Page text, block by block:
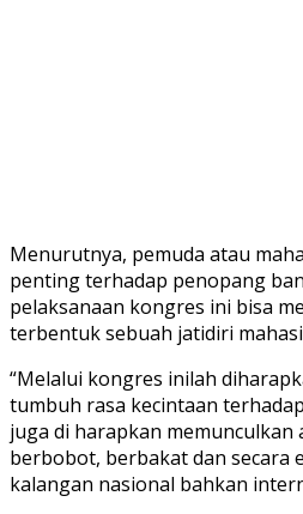
Menurutnya, pemuda atau
penting terhadap penopang
pelaksanaan kongres ini bisa
terbentuk sebuah jatidiri
“Melalui kongres inilah
tumbuh rasa kecintaan
juga di harapkan memunculkan
berbobot, berbakat dan secara
kalangan nasional bahkan